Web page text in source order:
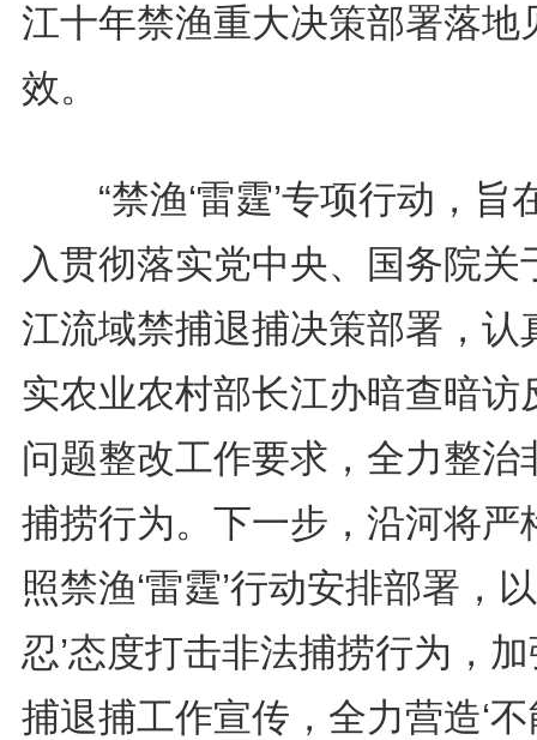
江十年禁渔重大决策部署落地
效。
“禁渔‘雷霆’专项行动，旨
入贯彻落实党中央、国务院关
江流域禁捕退捕决策部署，认
实农业农村部长江办暗查暗访
问题整改工作要求，全力整治
捕捞行为。下一步，沿河将严
照禁渔‘雷霆’行动安排部署，
忍’态度打击非法捕捞行为，
捕退捕工作宣传，全力营造‘